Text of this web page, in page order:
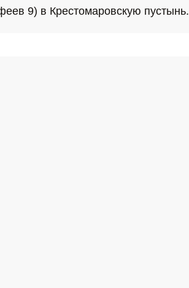
9) в Крестомаровскую пустынь.